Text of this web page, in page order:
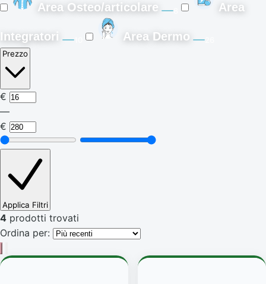
Area Osteo/articolare Area
Integratori Area Dermo
Prezzo
€
—
€
Applica Filtri
4 prodotti trovati
Ordina per: